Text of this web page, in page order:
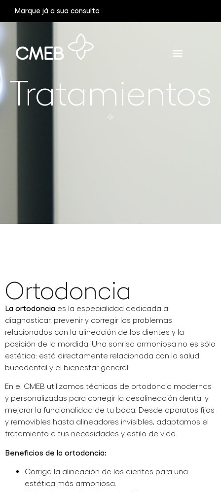
Marque já a sua consulta
Tratamientos
Ortodoncia
La ortodoncia es la especialidad dedicada a
diagnosticar, prevenir y corregir los problemas
relacionados con la alineación de los dientes y la
posición de la mordida. Una sonrisa armoniosa no es sólo
estética: está directamente relacionada con la salud
bucodental y el bienestar general.
En el CMEB utilizamos técnicas de ortodoncia modernas
y personalizadas para corregir la desalineación dental y
mejorar la funcionalidad de tu boca. Desde aparatos fijos
y removibles hasta alineadores invisibles, adaptamos el
tratamiento a tus necesidades y estilo de vida.
Beneficios de la ortodoncia:
Corrige la alineación de los dientes para una
estética más armoniosa.